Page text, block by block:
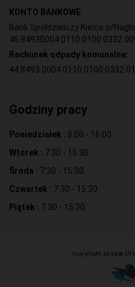
KONTO BANKOWE:
Bank Spółdzielczy Kielce o/
46 84930004 0110 0100 0332
Rachunek odpady komunalne:
44 8493 0004 0110 0100 0332
Godziny pracy
Poniedziałek : 8:00 - 16:00
Wtorek : 7:30 - 15:30
Środa : 7:30 - 15:30
Czwartek : 7:30 - 15:30
Piątek : 7:30 - 15:30
Copyright 2019@